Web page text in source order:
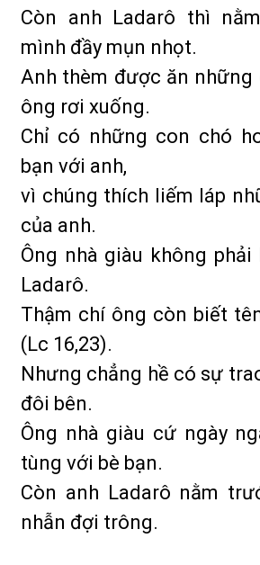
Còn anh Ladarô thì
mình đầy mụn nhọt.
Anh thèm được ăn
ông rơi xuống.
Chỉ có những con chó
bạn với anh,
vì chúng thích liếm láp
của anh.
Ông nhà giàu không
Ladarô.
Thậm chí ông còn biết
(Lc 16,23).
Nhưng chẳng hề có sự
đôi bên.
Ông nhà giàu cứ ngày
tùng với bè bạn.
Còn anh Ladarô nằm
nhẫn đợi trông.